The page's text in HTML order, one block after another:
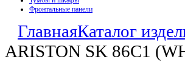
Фронтальные панели
ГлавнаяКаталог
ARISTON SK 86C1